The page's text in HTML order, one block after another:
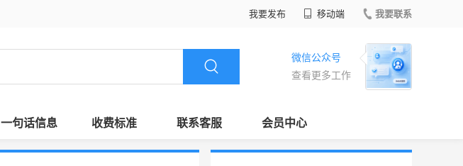
我要发布 移动端 我要联系
微信公众号
查看更多工作
一句话信息 收费标准 联系客服 会员中心